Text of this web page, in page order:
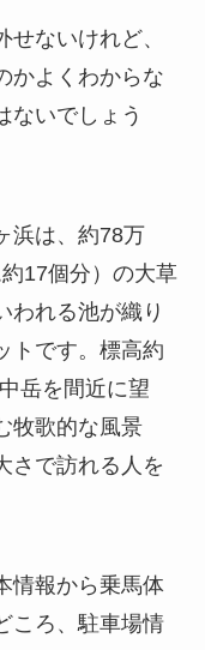
せないけれど、
かよくわからな
ないでしょう
浜は、約78万
17個分）の大草
われる池が織り
トです。標高約
岳を間近に望
牧歌的な風景
さで訪れる人を
情報から乗馬体
ころ、駐車場情